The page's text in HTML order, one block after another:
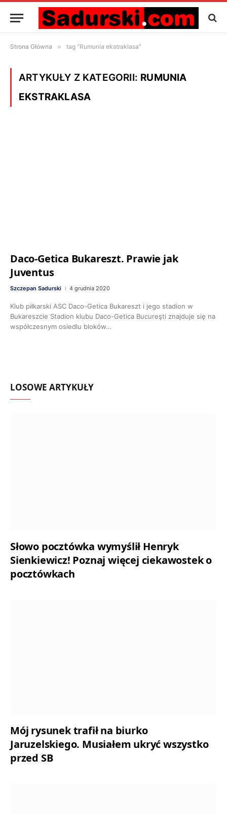
Strona Główna » tag "Rumunia ekstraklasa"
ARTYKUŁY Z KATEGORII: RUMUNIA
EKSTRAKLASA
Daco-Getica Bukareszt. Prawie jak
Juventus
Szczepan Sadurski 4 grudnia 2020
Klub piłkarski ASC Daco-Getica Bukareszt i jego stadion w
Bukareszcie Stadion klubu Daco-Getica Bucureşti znajduje się na
współczesnym osiedlu bloków…
LOSOWE ARTYKUŁY
Słowo pocztówka wymyślił Henryk
Sienkiewicz! Poznaj więcej ciekawostek o
pocztówkach
Mój rysunek trafił na biurko
Jaruzelskiego. Musiałem ukryć wszystko
przed SB